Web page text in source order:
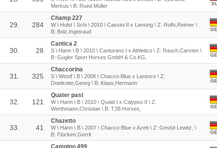
Merkus \ B: Rued Müller
29. 284
Champ 227
W \ Holst \ Schi \ 2010 \ Cassini II x Lansing \ Z: Rolfs,Reimer \
B: Bolz,Ingetraud
30. 28
Cantica 2
S \ Hann \ B \ 2010 \ Canturano I x Athletico \ Z: Rauch,Carsten \
B: Gugler Sport Horses GmbH & Co.KG,
31. 325
Chaccorina
S \ Westf \ B \ 2006 \ Chacco-Blue x Larenco \ Z:
Doetkotte,Georg \ B: Klaas,Hermann
32. 121
Quater past
W \ Hann \ B \ 2010 \ Quaid I x Calypso II \ Z:
Werthmann,Christian \ B: TJB Horses,
33. 41
Chazetto
W \ Hann \ B \ 2007 \ Chacco-Blue x Azett \ Z: Gestüt Lewitz, \
B: Flücken,Gerrit